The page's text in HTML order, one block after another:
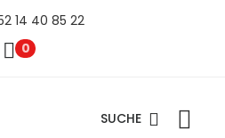
14 40 85 22
0
SUCHE